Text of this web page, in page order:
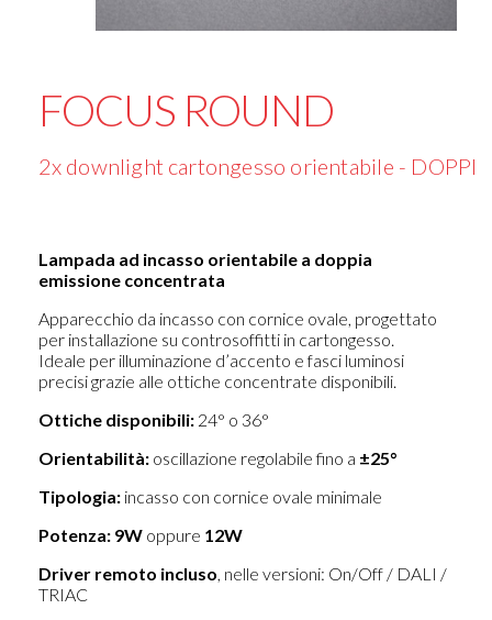
FOCUS ROUND
2x downlight cartongesso orientabile -
Lampada ad incasso orientabile a doppia
emissione concentrata
Apparecchio da incasso con cornice ovale, progettato
per installazione su controsoffitti in cartongesso.
Ideale per illuminazione d’accento e fasci luminosi
precisi grazie alle ottiche concentrate disponibili.
Ottiche disponibili:24° o 36°
Orientabilità:oscillazione regolabile fino a ±25°
Tipologia:incasso con cornice ovale minimale
Potenza: 9Woppure 12W
Driver remoto incluso, nelle versioni: On/Off / DALI /
TRIAC